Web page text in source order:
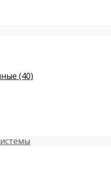
(40)